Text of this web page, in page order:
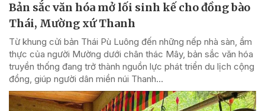
Bản sắc văn hóa mở lối sinh kế cho đồng bào
Thái, Mường xứ Thanh
Từ khung cửi bản Thái Pù Luông đến những nếp nhà sàn, ẩm
thực của người Mường dưới chân thác Mây, bản sắc văn hóa
truyền thống đang trở thành nguồn lực phát triển du lịch cộng
đồng, giúp người dân miền núi Thanh...